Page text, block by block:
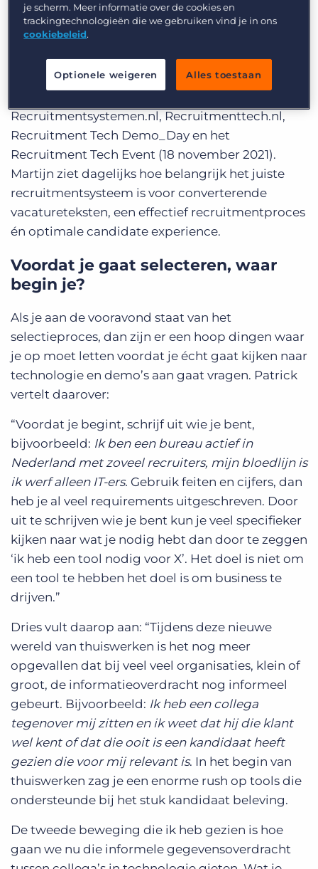
adviseert graag over optimalisatie om de
toekomstplannen te kunnen behalen. In het
Recruitmentsystemen.nl, Recruitmenttech.nl,
Recruitment Tech Demo_Day en het
Recruitment Tech Event (18 november 2021).
Martijn ziet dagelijks hoe belangrijk het juiste
recruitmentsysteem is voor converterende
vacatureteksten, een effectief recruitmentproces
én optimale candidate experience.
Voordat je gaat selecteren, waar
begin je?
Als je aan de vooravond staat van het
selectieproces, dan zijn er een hoop dingen waar
je op moet letten voordat je écht gaat kijken naar
technologie en demo’s aan gaat vragen. Patrick
vertelt daarover:
“Voordat je begint, schrijf uit wie je bent,
bijvoorbeeld: Ik ben een bureau actief in
Nederland met zoveel recruiters, mijn bloedlijn is
ik werf alleen IT-ers. Gebruik feiten en cijfers, dan
heb je al veel requirements uitgeschreven. Door
uit te schrijven wie je bent kun je veel specifieker
kijken naar wat je nodig hebt dan door te zeggen
‘ik heb een tool nodig voor X’. Het doel is niet om
een tool te hebben het doel is om business te
drijven.”
Dries vult daarop aan: “Tijdens deze nieuwe
wereld van thuiswerken is het nog meer
opgevallen dat bij veel veel organisaties, klein of
groot, de informatieoverdracht nog informeel
gebeurt. Bijvoorbeeld: Ik heb een collega
tegenover mij zitten en ik weet dat hij die klant
wel kent of dat die ooit is een kandidaat heeft
gezien die voor mij relevant is. In het begin van
thuiswerken zag je een enorme rush op tools die
ondersteunde bij het stuk kandidaat beleving.
De tweede beweging die ik heb gezien is hoe
gaan we nu die informele gegevensoverdracht
je scherm. Meer informatie over de cookies en
trackingtechnologieën die we gebruiken vind je in ons
cookiebeleid.
Optionele weigeren Alles toestaan